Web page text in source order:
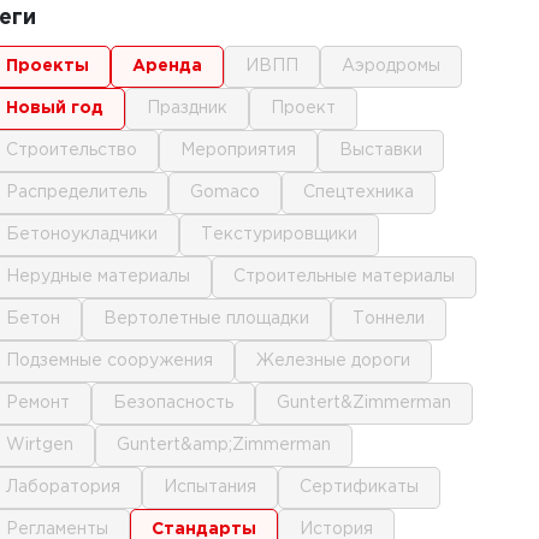
проекты аренда ИВПП аэродромы
новый год праздник проект
строительство мероприятия выставки
распределитель gomaco спецтехника
бетоноукладчики текстурировщики
нерудные материалы строительные материалы
бетон вертолетные площадки тоннели
подземные сооружения железные дороги
ремонт безопасность Guntert&Zimmerman
Wirtgen Guntert&amp;Zimmerman
лаборатория испытания сертификаты
регламенты стандарты история